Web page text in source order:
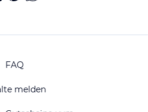
FAQ
melden